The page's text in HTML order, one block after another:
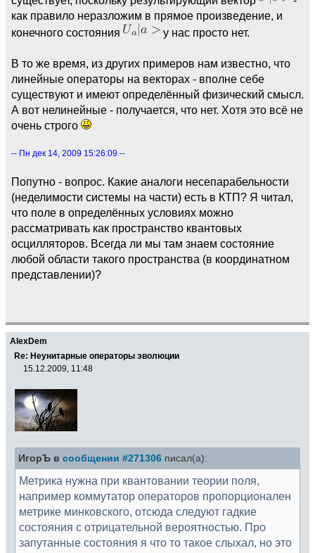
как правило неразложим в прямое произведение, и
конечного состояния
у нас просто нет.
В то же время, из других примеров нам известно, что
линейные операторы на векторах - вполне себе
существуют и имеют определённый физический смысл.
А вот нелинейные - получается, что нет. Хотя это всё не
очень строго
-- Пн дек 14, 2009 15:26:09 --
Попутно - вопрос. Какие аналоги несепарабельности
(неделимости системы на части) есть в КТП? Я читал,
что поле в определённых условиях можно
рассматривать как пространство квантовых
осцилляторов. Всегда ли мы там знаем состояние
любой области такого пространства (в координатном
представлении)?
AlexDem
Re: Неунитарные операторы эволюции
15.12.2009, 11:48
ИгорЪ в сообщении #271306 писал(а):
Метрика нужна при квантовании теории поля,
например коммутатор операторов пропорционален
метрике минковского, отсюда следуют гадкие
состояния с отрицательной вероятностью. Про
запутанные состояния я что то такое слыхал, но это